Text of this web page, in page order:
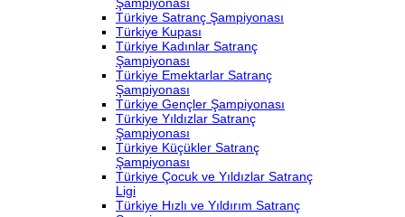
Türkiye Satranç Şampiyonası
Türkiye Kupası
Türkiye Kadınlar Satranç
Şampiyonası
Türkiye Emektarlar Satranç
Şampiyonası
Türkiye Gençler Şampiyonası
Türkiye Yıldızlar Satranç
Şampiyonası
Türkiye Küçükler Satranç
Şampiyonası
Türkiye Çocuk ve Yıldızlar Satranç
Ligi
Türkiye Hızlı ve Yıldırım Satranç